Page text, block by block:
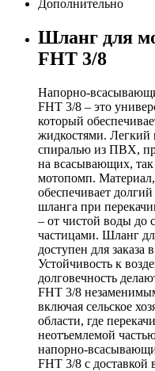
Дополнительно
Шланг для
FHT 3/8
Напорно-
FHT 3/8 – это
который
жидкостями.
спиралью из ПВХ,
на всасывающих,
мотопомп.
обеспечивает
шланга при
– от чистой воды до
частицами. Шланг
доступен для заказа
Устойчивость к
долговечность
FHT 3/8
включая сельское
области, где
неотъемлемой
напорно-
FHT 3/8 с доставкой